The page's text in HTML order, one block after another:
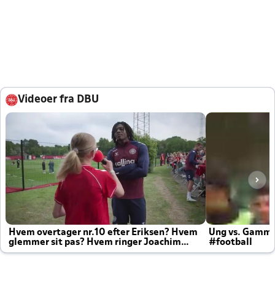
Videoer fra DBU
Hvem overtager nr.10 efter Eriksen? Hvem
glemmer sit pas? Hvem ringer Joachim
altid til efter kampe?
Ung vs.
#football